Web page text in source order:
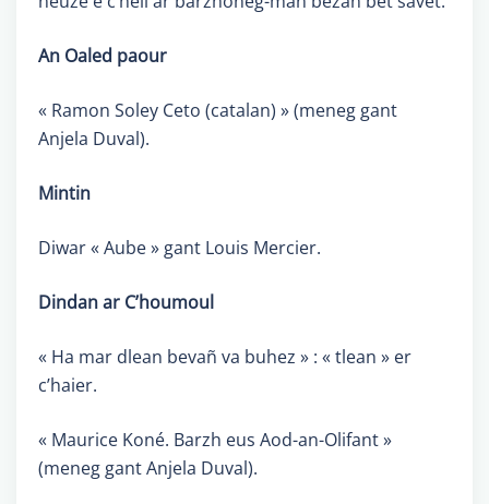
An Oaled paour
« Ramon Soley Ceto (catalan) » (meneg gant
Anjela Duval).
Mintin
Diwar « Aube » gant Louis Mercier.
Dindan ar C’houmoul
« Ha mar dlean bevañ va buhez » : « tlean » er
c’haier.
« Maurice Koné. Barzh eus Aod-an-Olifant »
(meneg gant Anjela Duval).